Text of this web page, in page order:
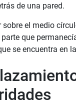
de una pared.
el medio
que
se encuentra en